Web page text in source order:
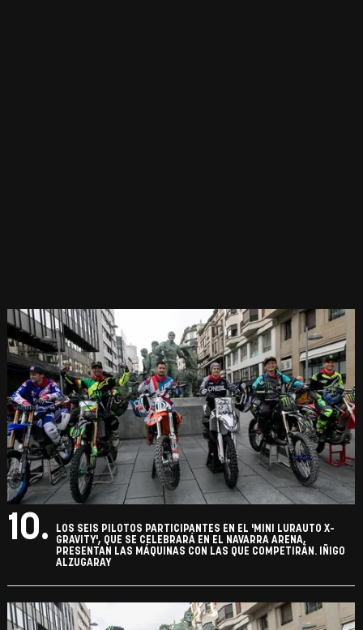
10.
LOS SEIS PILOTOS PARTICIPANTES EN EL 'MINI LURAUTO X-
GRAVITY', QUE SE CELEBRARÁ EN EL NAVARRA ARENA,
PRESENTAN LAS MÁQUINAS CON LAS QUE COMPETIRÁN. IÑIGO
ALZUGARAY